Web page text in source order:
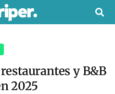
y B&B
2025